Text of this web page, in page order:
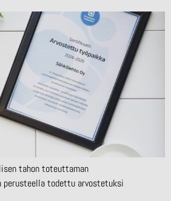
tahon toteuttaman
perusteella todettu arvostetuksi